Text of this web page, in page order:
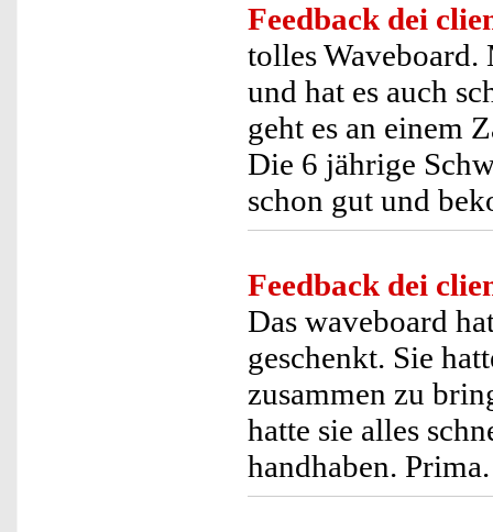
Feedback dei
tolles
und hat es auch
geht es an einem
Die 6 jährige
schon gut und
Feedback dei
Das waveboard
geschenkt. Sie
zusammen zu
hatte sie alles
handhaben. Prima.